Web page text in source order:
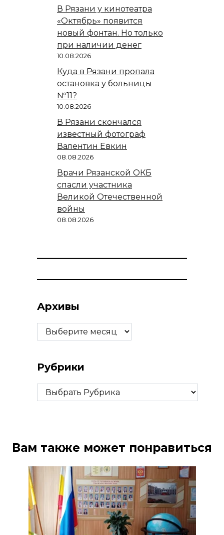
В Рязани у кинотеатра
«Октябрь» появится
новый фонтан. Но только
при наличии денег
10.08.2026
Куда в Рязани пропала
остановка у больницы
№11?
10.08.2026
В Рязани скончался
известный фотограф
Валентин Евкин
08.08.2026
Врачи Рязанской ОКБ
спасли участника
Великой Отечественной
войны
08.08.2026
Архивы
Архивы
Рубрики
Рубрики
Вам также может понравиться